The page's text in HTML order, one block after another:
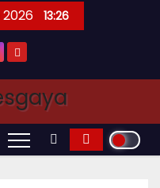
13:26